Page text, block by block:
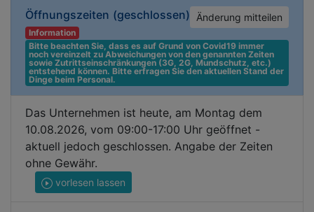
Öffnungszeiten (geschlossen) Änderung mitteilen
Information
Bitte beachten Sie, dass es auf Grund von Covid19 immer
noch vereinzelt zu Abweichungen von den genannten Zeiten
sowie Zutrittseinschränkungen (3G, 2G, Mundschutz, etc.)
entstehend können. Bitte erfragen Sie den aktuellen Stand der
Dinge beim Personal.
Das Unternehmen ist heute, am Montag dem
10.08.2026, vom 09:00-17:00 Uhr geöffnet -
aktuell jedoch geschlossen. Angabe der Zeiten
ohne Gewähr.
vorlesen lassen